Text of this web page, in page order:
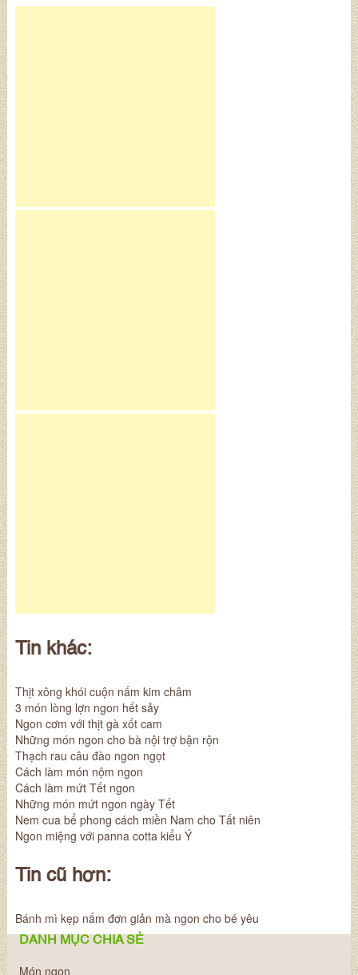
Tin khác:
Thịt xông khói cuộn nấm kim châm
3 món lòng lợn ngon hết sảy
Ngon cơm với thịt gà xốt cam
Những món ngon cho bà nội trợ bận rộn
Thạch rau câu đào ngon ngọt
Cách làm món nộm ngon
Cách làm mứt Tết ngon
Những món mứt ngon ngày Tết
Nem cua bể phong cách miền Nam cho Tất niên
Ngon miệng với panna cotta kiểu Ý
Tin cũ hơn:
Bánh mì kẹp nấm đơn giản mà ngon cho bé yêu
DANH MỤC CHIA SẺ
Món ngon